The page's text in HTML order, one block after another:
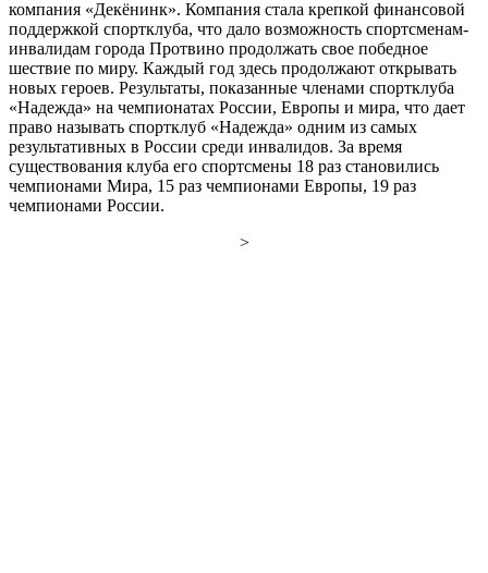
компания «Декёнинк». Компания стала крепкой финансовой
поддержкой спортклуба, что дало возможность спортсменам-
инвалидам города Протвино продолжать свое победное
шествие по миру. Каждый год здесь продолжают открывать
новых героев. Результаты, показанные членами спортклуба
«Надежда» на чемпионатах России, Европы и мира, что дает
право называть спортклуб «Надежда» одним из самых
результативных в России среди инвалидов. За время
существования клуба его спортсмены 18 раз становились
чемпионами Мира, 15 раз чемпионами Европы, 19 раз
чемпионами России.
>